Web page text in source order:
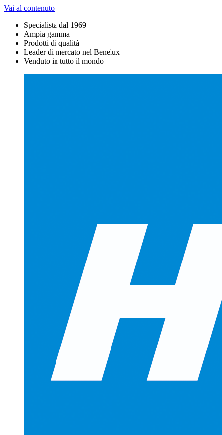
Vai al contenuto
Specialista dal 1969
Ampia gamma
Prodotti di qualità
Leader di mercato nel Benelux
Venduto in tutto il mondo